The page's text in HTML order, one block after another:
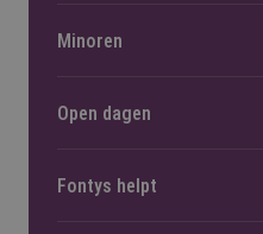
Minoren
Open dagen
Fontys helpt